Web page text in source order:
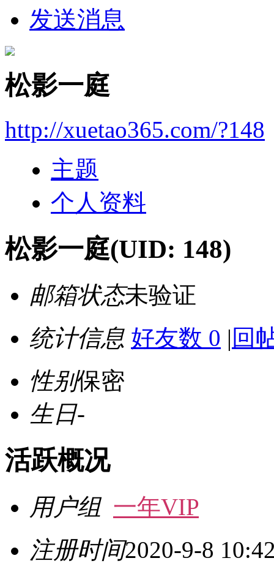
发送消息
松影一庭
http://xuetao365.com/?148
主题
个人资料
松影一庭(UID: 148)
邮箱状态未验证
统计信息 好友数 0 | 回
性别保密
生日-
活跃概况
用户组 一年VIP
注册时间2020-9-8